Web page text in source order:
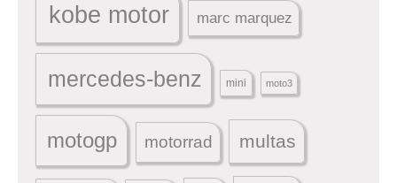
kobe motor marc marquez
mercedes-benz mini moto3
motogp motorrad multas